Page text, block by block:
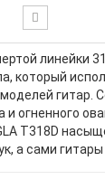
линейки
который
гитар.
и огненного
T318D
а сами